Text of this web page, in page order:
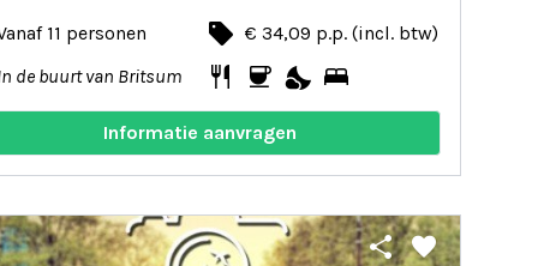
11 personen local_offer € 34,09 p.p. (incl. btw)
de buurt van Britsum restaurant coffee nights_stay bed
Informatie aanvragen
share favorite